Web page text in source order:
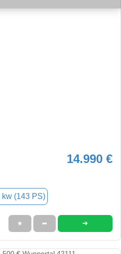
14.990 €
kw (143 PS)
★ ➦ ➜